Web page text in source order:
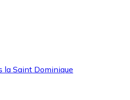
laSaint Dominique